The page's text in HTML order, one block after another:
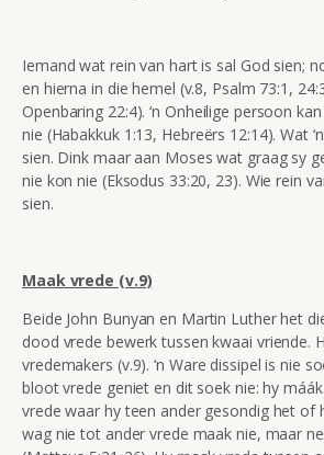
Iemand wat rein van hart is sal God sien;
en hierna in die hemel (v.8, Psalm 73:1,
Openbaring 22:4). ‘n Onheilige persoon
nie (Habakkuk 1:13, Hebreërs 12:14). Wat
sien. Dink maar aan Moses wat graag sy
nie kon nie (Eksodus 33:20, 23). Wie rein
sien.
Maak vrede (v.9)
Beide John Bunyan en Martin Luther het
dood vrede bewerk tussen kwaai vriende.
vredemakers (v.9). ‘n Ware dissipel is nie
bloot vrede geniet en dit soek nie: hy
vrede waar hy teen ander gesondig het of
wag nie tot ander vrede maak nie, maar